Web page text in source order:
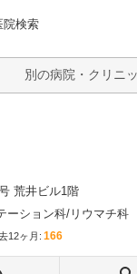
院検索
荒井ビル1階
ーション科 リウマチ科
12ヶ月: 166